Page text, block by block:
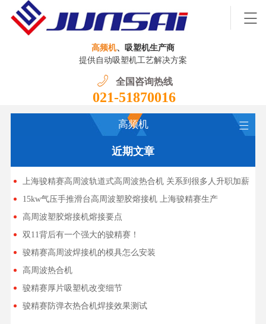
高频机、吸塑机生产商
提供自动吸塑机工艺解决方案
全国咨询热线
021-51870016
高频机
近期文章
上海骏精赛高周波轨道式高周波热合机 关系到很多人升职加薪
15kw气压手推滑台高周波塑胶熔接机 上海骏精赛生产
高周波塑胶熔接机熔接要点
双11背后有一个强大的骏精赛！
骏精赛高周波焊接机的模具怎么安装
高周波热合机
骏精赛厚片吸塑机改变细节
骏精赛防弹衣热合机焊接效果测试